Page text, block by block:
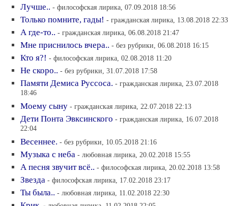
Лучше.. - философская лирика, 07.09.2018 18:56
Только помните, гады! - гражданская лирика, 13.08.2018 22:33
А где-то.. - гражданская лирика, 06.08.2018 21:47
Мне приснилось вчера.. - без рубрики, 06.08.2018 16:15
Кто я?! - философская лирика, 02.08.2018 11:20
Не скоро.. - без рубрики, 31.07.2018 17:58
Памяти Демиса Руссоса. - гражданская лирика, 23.07.2018
18:46
Моему сыну - гражданская лирика, 22.07.2018 22:13
Дети Понта Эвксинского - гражданская лирика, 16.07.2018
22:04
Весеннее. - без рубрики, 10.05.2018 21:16
Музыка с неба - любовная лирика, 20.02.2018 15:55
А песня звучит всё.. - философская лирика, 20.02.2018 13:58
Звезда - философская лирика, 17.02.2018 23:17
Ты была.. - любовная лирика, 11.02.2018 22:30